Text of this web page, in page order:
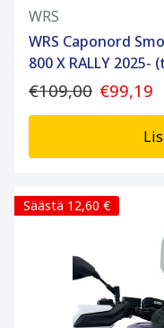
WRS
WRS Caponord
800 X RALLY 2025-
€109,00 €99,19
Säästä 12,60 €